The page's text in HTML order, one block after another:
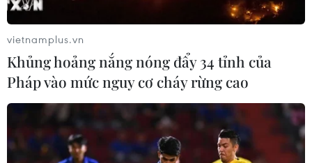
TIN LIÊN QUAN
vietnamplus.vn
Khủng hoảng nắng nóng đẩy 34 tỉnh của
Pháp vào mức nguy cơ cháy rừng cao